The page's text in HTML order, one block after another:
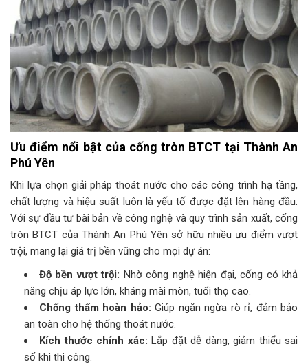
Ưu điểm nổi bật của cống tròn BTCT tại Thành An
Phú Yên
Khi lựa chọn giải pháp thoát nước cho các công trình hạ tầng,
chất lượng và hiệu suất luôn là yếu tố được đặt lên hàng đầu.
Với sự đầu tư bài bản về công nghệ và quy trình sản xuất, cống
tròn BTCT của Thành An Phú Yên sở hữu nhiều ưu điểm vượt
trội, mang lại giá trị bền vững cho mọi dự án:
Độ bền vượt trội: Nhờ công nghệ hiện đại, cống có khả
năng chịu áp lực lớn, kháng mài mòn, tuổi thọ cao.
Chống thấm hoàn hảo: Giúp ngăn ngừa rò rỉ, đảm bảo
an toàn cho hệ thống thoát nước.
Kích thước chính xác: Lắp đặt dễ dàng, giảm thiểu sai
số khi thi công.